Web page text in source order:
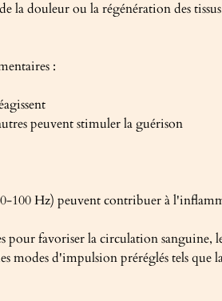
la douleur ou la régénération des
:
peuvent stimuler la guérison
100 Hz) peuvent contribuer à
pour favoriser la circulation sanguine,
modes d'impulsion préréglés tels